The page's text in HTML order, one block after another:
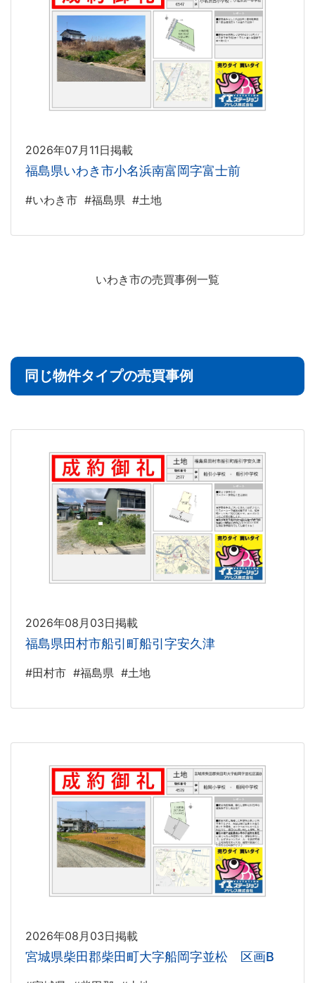
2026年07月11日掲載
福島県いわき市小名浜南富岡字富士前
#いわき市 #福島県 #土地
いわき市の売買事例一覧
同じ物件タイプの売買事例
2026年08月03日掲載
福島県田村市船引町船引字安久津
#田村市 #福島県 #土地
2026年08月03日掲載
宮城県柴田郡柴田町大字船岡字並松 区画B